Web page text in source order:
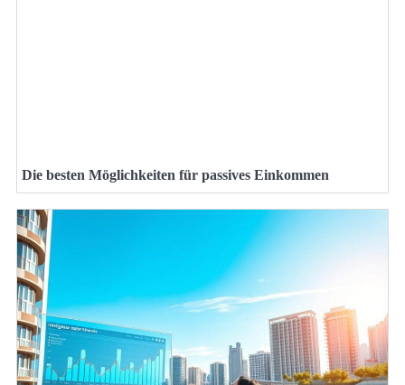
Die besten Möglichkeiten für passives Einkommen